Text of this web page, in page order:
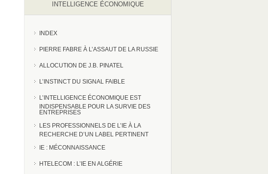
INTELLIGENCE ÉCONOMIQUE
INDEX
PIERRE FABRE À L’ASSAUT DE LA RUSSIE
ALLOCUTION DE J.B. PINATEL
L’INSTINCT DU SIGNAL FAIBLE
L’INTELLIGENCE ÉCONOMIQUE EST
INDISPENSABLE POUR LA SURVIE DES
ENTREPRISES
LES PROFESSIONNELS DE L’IE À LA
RECHERCHE D’UN LABEL PERTINENT
IE : MÉCONNAISSANCE
HTELECOM : L’IE EN ALGÉRIE